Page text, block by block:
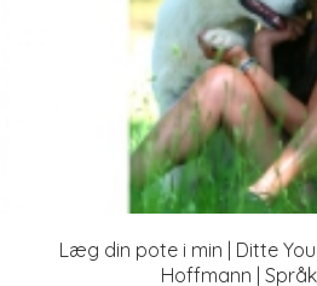
Læg din pote i min | Ditte
Hoffmann |